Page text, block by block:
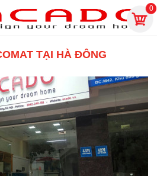
0
TẠI HÀ ĐÔNG